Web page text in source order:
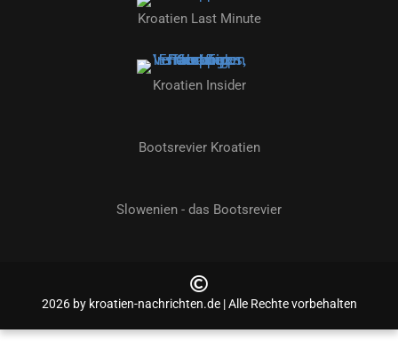
Kroatien Last Minute
Kroatien Insider
Bootsrevier Kroatien
Slowenien - das Bootsrevier
2026 by kroatien-nachrichten.de | Alle Rechte vorbehalten